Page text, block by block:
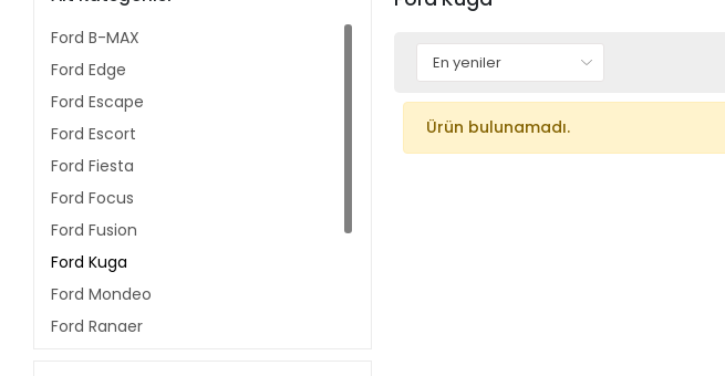
Ford B-MAX
Ford Edge
Ford Escape
Ford Escort
Ford Fiesta
Ford Focus
Ford Fusion
Ford Kuga
Ford Mondeo
Ford Ranger
Ürün bulunamadı.